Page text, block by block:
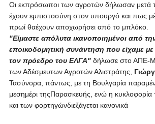
Οι εκπρόσωποι των αγροτών δήλωσαν μετά
έχουν εμπιστοσύνη στον υπουργό και πως
πρωί θαέχουν αποχωρήσει από το μπλόκο.
"Είμαστε απόλυτα ικανοποιημένοι από
εποικοδομητική συνάντηση που είχαμε
τον πρόεδρο του ΕΛΓΑ"δήλωσε στο ΑΠΕ-
των Αδέσμευτων Αγροτών Αλιστράτης,
Τασύνορα, πάντως, με τη Βουλγαρία
μεσημέρι τηςΠαρασκευής, ενώ η
και των φορτηγώνδιεξάγεται κανονικά